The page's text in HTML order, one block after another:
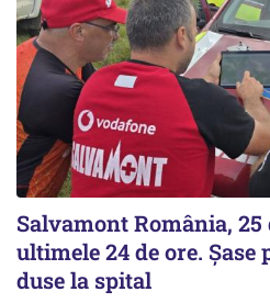
Salvamont România,
ultimele 24 de ore. Șase
duse la spital